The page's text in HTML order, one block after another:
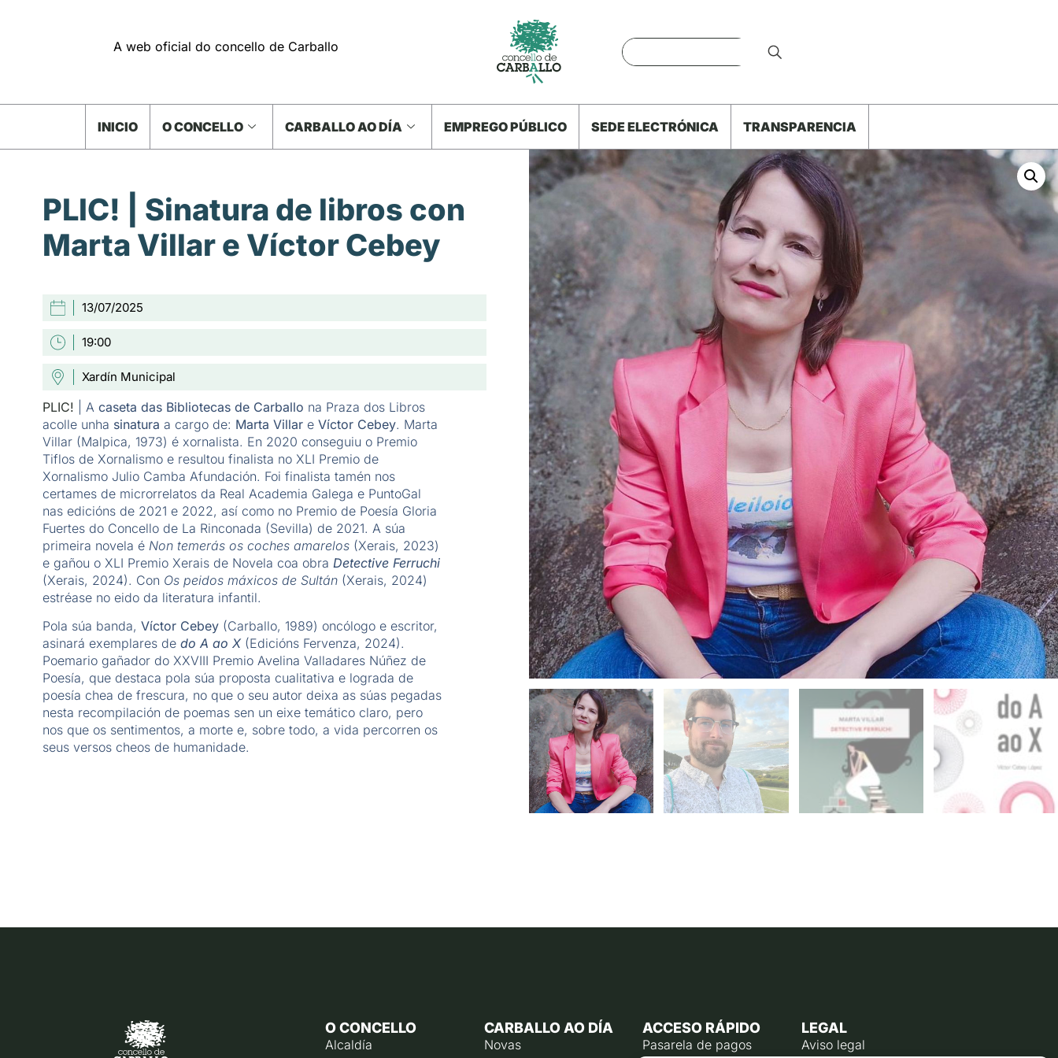
A web oficial do concello de Carballo
INICIO O CONCELLO CARBALLO AO DÍA EMPREGO PÚBLICO SEDE ELECTRÓNICA TRANSPARENCIA
PLIC! | Sinatura de libros con
Marta Villar e Víctor Cebey
13/07/2025
19:00
Xardín Municipal
PLIC! | A caseta das Bibliotecas de Carballo na Praza dos Libros
acolle unha sinatura a cargo de: Marta Villare Víctor Cebey. Marta
Villar (Malpica, 1973) é xornalista. En 2020 conseguiu o Premio
Tiflos de Xornalismo e resultou finalista no XLI Premio de
Xornalismo Julio Camba Afundación. Foi finalista tamén nos
certames de microrrelatos da Real Academia Galega e PuntoGal
nas edicións de 2021 e 2022, así como no Premio de Poesía Gloria
Fuertes do Concello de La Rinconada (Sevilla) de 2021. A súa
primeira novela é Non temerás os coches amarelos(Xerais, 2023)
e gañou o XLI Premio Xerais de Novela coa obra Detective Ferruchi
(Xerais, 2024). Con Os peidos máxicos de Sultán(Xerais, 2024)
estréase no eido da literatura infantil.
Pola súa banda, Víctor Cebey(Carballo, 1989) oncólogo e escritor,
asinará exemplares de do A ao X(Edicións Fervenza, 2024).
Poemario gañador do XXVIII Premio Avelina Valladares Núñez de
Poesía, que destaca pola súa proposta cualitativa e lograda de
poesía chea de frescura, no que o seu autor deixa as súas pegadas
nesta recompilación de poemas sen un eixe temático claro, pero
nos que os sentimentos, a morte e, sobre todo, a vida percorren os
seus versos cheos de humanidade.
O CONCELLO
Alcaldía
CARBALLO AO DÍA
Novas
ACCESO RÁPIDO
Pasarela de pagos
LEGAL
Aviso legal